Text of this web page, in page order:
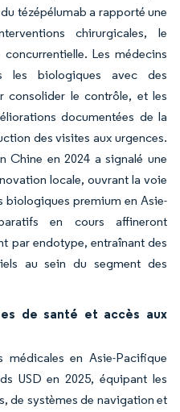
tézépélumab a rapporté une
chirurgicales, le
Les médecins
les biologiques avec des
consolider le contrôle, et les
documentées de la
des visites aux urgences.
Chine en 2024 a signalé une
locale, ouvrant la voie
biologiques premium en Asie-
en cours affineront
par endotype, entraînant des
au sein du segment des
de santé et accès aux
médicales en Asie-Pacifique
USD en 2025, équipant les
de systèmes de navigation et